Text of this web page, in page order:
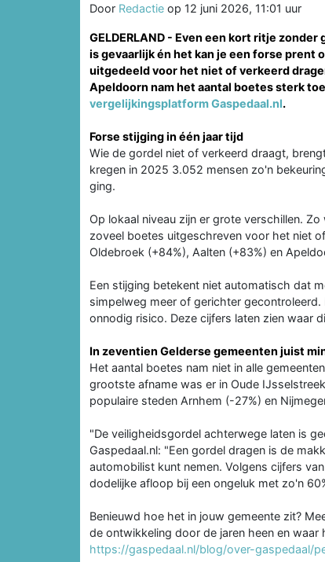
Door Redactie op 12 juni 2026, 11:01 uur
GELDERLAND - Even een kort ritje
is gevaarlijk én het kan je een forse prent
uitgedeeld voor het niet of verkeerd
Apeldoorn nam het aantal boetes sterk
vergelijkingsplatform Gaspedaal.nl.
Forse stijging in één jaar tijd
Wie de gordel niet of verkeerd draagt,
kregen in 2025 3.052 mensen zo'n
ging.
Op lokaal niveau zijn er grote verschillen.
zoveel boetes uitgeschreven voor het niet
Oldebroek (+84%), Aalten (+83%) en
Een stijging betekent niet automatisch dat
simpelweg meer of gerichter
onnodig risico. Deze cijfers laten zien waar
In zeventien Gelderse gemeenten juist
Het aantal boetes nam niet in alle
grootste afname was er in Oude
populaire steden Arnhem (-27%) en
"De veiligheidsgordel achterwege laten is
Gaspedaal.nl: "Een gordel dragen is de
automobilist kunt nemen. Volgens cijfers
dodelijke afloop bij een ongeluk met zo'n
Benieuwd hoe het in jouw gemeente zit?
de ontwikkeling door de jaren heen en
https://gaspedaal.nl/blog/over-gaspedaal/